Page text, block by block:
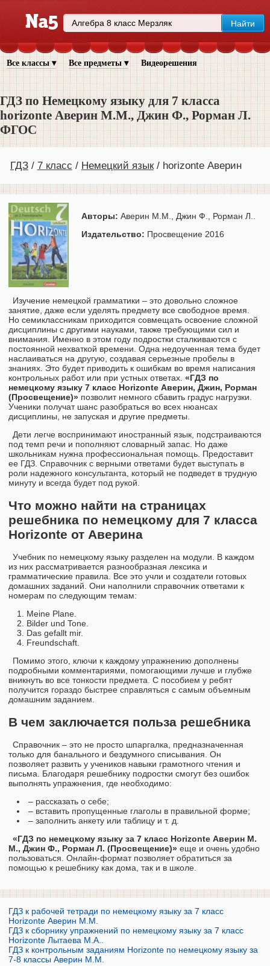
Все классы ▾ Все предметы ▾ Видеорешения
ГДЗ по Немецкому языку для 7 класса
horizonte Аверин М.М., Джин Ф., Рорман Л.
ФГОС
ГДЗ 7 класс Немецкий язык horizonte Аверин
Авторы: Аверин М.М., Джин Ф., Рорман Л..
Издательство: Просвещение 2016
Изучение немецкой грамматики – это довольно сложное
занятие, даже если уделять предмету все свободное время.
Но семиклассникам приходится совмещать освоение сложной
дисциплины с другими науками, также требующими сил и
внимания. Именно в этом году подростки сталкиваются с
постоянной нехваткой времени. Одна недоученная тема будет
наслаиваться на другую, создавая серьезные пробелы в
знаниях. Это будет приводить к ошибкам во время написания
контрольных работ или при устных ответах. «ГДЗ по
немецкому языку 7 класс Horizonte Аверин, Джин, Рорман
(Просвещение)» позволит немного сбавить градус нагрузки.
Ученики получат шанс разобраться во всех нюансах
дисциплины, не запуская и другие предметы.
Дети легче воспринимают иностранный язык, подстраиваются
под темп речи и пополняют словарный запас. Но даже
школьникам нужна профессиональная помощь. Предоставит
ее ГДЗ. Справочник с верными ответами будет выступать в
роли надежного консультанта, который не подведет в трудную
минуту и всегда будет под рукой.
Что можно найти на страницах
решебника по немецкому для 7 класса
Horizonte от Аверина
Учебник по немецкому языку разделен на модули. В каждом
из них рассматривается разнообразная лексика и
грамматические правила. Все это учли и создатели готовых
домашних заданий. Они наполнили справочник ответами к
номерам по следующим темам:
Meine Plane.
Bilder und Tone.
Das gefallt mir.
Freundschaft.
Помимо этого, ключи к каждому упражнению дополнены
подробными комментариями, помогающими лучше и глубже
вникнуть во все тонкости предмета. С пособием у ребят
получится гораздо быстрее справляться с самым объемным
домашним заданием.
В чем заключается польза решебника
Справочник – это не просто шпаргалка, предназначенная
только для банального и бездумного списывания. Он
позволяет развить у учеников навыки грамотного чтения и
письма. Благодаря решебнику подростки смогут без ошибок
выполнять упражнения, где необходимо:
– рассказать о себе;
– вставить пропущенные глаголы в правильной форме;
– заполнить анкету или таблицу и т. д.
«ГДЗ по немецкому языку за 7 класс Horizonte Аверин М.
М., Джин Ф., Рорман Л. (Просвещение)» еще и очень удобно
пользоваться. Онлайн-формат позволяет обратиться за
помощью к решебнику как дома, так и в школе.
ГДЗ к рабочей тетради по немецкому языку за 7 класс
Horizonte Аверин М.М.
ГДЗ к сборнику упражнений по немецкому языку за 7 класс
Horizonte Лытаева М.А..
ГДЗ к контрольным заданиям Horizonte по немецкому языку за
7-8 классы Аверин М.М.